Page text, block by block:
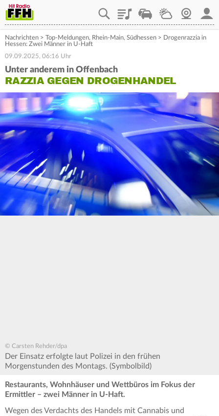
PlaylistStaupilotWetterWebcam
Nachrichten > Top-Meldungen, Rhein-Main, Südhessen > Drogenrazzia in
Hessen: Zwei Männer in U-Haft
09.09.2025, 06:16 Uhr
Unter anderem in Offenbach
RAZZIA GEGEN DROGENHANDEL
© Carsten Rehder/dpa
Der Einsatz erfolgte laut Polizei in den frühen
Morgenstunden des Montags. (Symbolbild)
Restaurants, Wohnhäuser und Wettbüros im Fokus der
Ermittler – zwei Männer in U-Haft.
Wegen des Verdachts des Handels mit Cannabis und